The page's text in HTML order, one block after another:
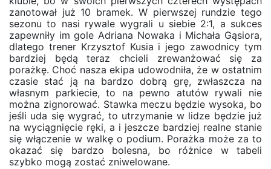
zanotował już 10 bramek. W pierwszej rundzie tego
sezonu to nasi rywale wygrali u siebie 2:1, a sukces
zapewniły im gole Adriana Nowaka i Michała Gąsiora,
dlatego trener Krzysztof Kusia i jego zawodnicy tym
bardziej będą teraz chcieli zrewanżować się za
porażkę. Choć nasza ekipa udowodniła, że w ostatnim
czasie stać ją na bardzo dobrą grę, zwłaszcza na
własnym parkiecie, to na pewno atutów rywali nie
można zignorować. Stawka meczu będzie wysoka, bo
jeśli uda się wygrać, to utrzymanie w lidze będzie już
na wyciągnięcie ręki, a i jeszcze bardziej realne stanie
się włączenie w walkę o podium. Porażka może za to
okazać się bardzo bolesna, bo różnice w tabeli
szybko mogą zostać zniwelowane.